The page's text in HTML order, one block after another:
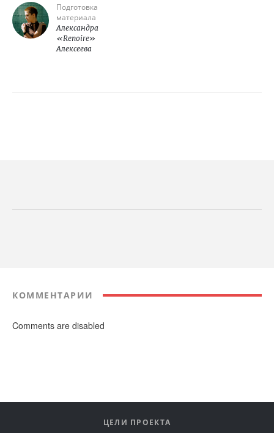
Подготовка
материала
Александра
«Renoire»
Алексеева
КОММЕНТАРИИ
Comments are disabled
ЦЕЛИ ПРОЕКТА